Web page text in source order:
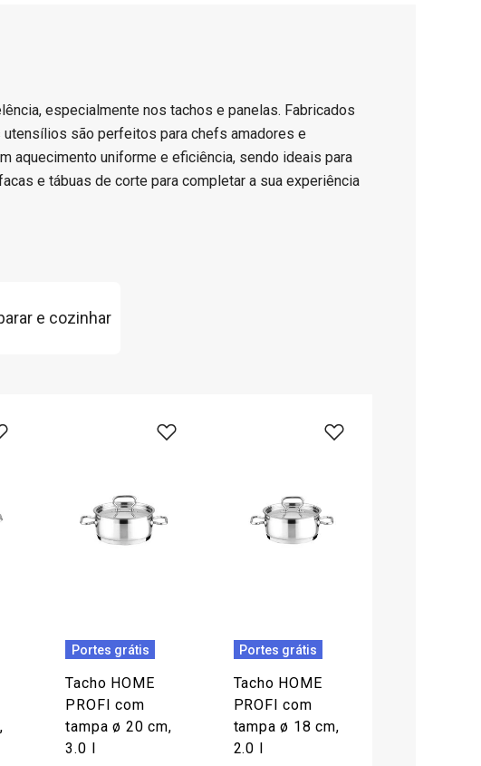
especialmente nos tachos e panelas. Fabricados
são perfeitos para chefs amadores e
aquecimento uniforme e eficiência, sendo ideais para
e tábuas de corte para completar a sua experiência
e cozinhar
Portes grátis
Tacho HOME
PROFI com
tampa ø 20 cm,
3.0 l
Portes grátis
Tacho HOME
PROFI com
tampa ø 18 cm,
2.0 l